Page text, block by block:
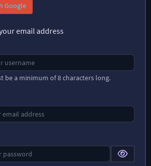
Google
email address
be a minimum of 8 characters long.